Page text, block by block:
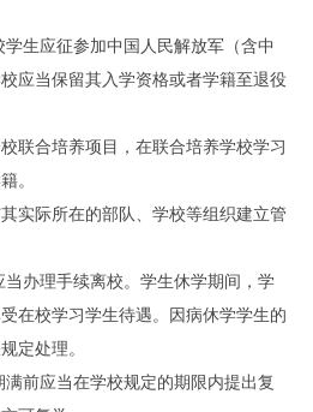
生应征参加中国人民解放军（含中
应当保留其入学资格或者学籍至退役
合培养项目，在联合培养学校学习
。
际所在的部队、学校等组织建立管
办理手续离校。学生休学期间，学
在校学习学生待遇。因病休学学生的
定处理。
前应当在学校规定的期限内提出复